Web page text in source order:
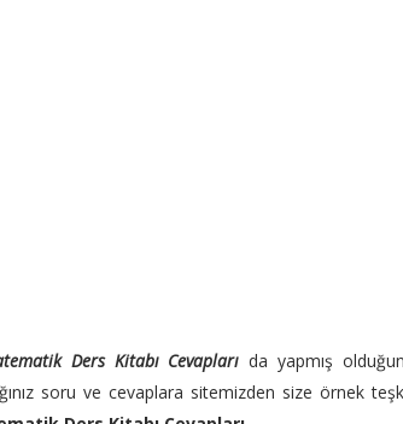
Ders Kitabı Cevapları da yapmış
soru ve cevaplara sitemizden size örnek